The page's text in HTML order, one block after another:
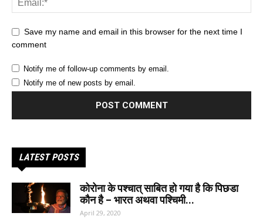
Save my name and email in this browser for the next time I
comment
Notify me of follow-up comments by email.
Notify me of new posts by email.
LATEST POSTS
कोरोना के पश्चात् साबित हो गया है कि पिछडा
कौन है – भारत अथवा पश्चिमी...
April 29, 2020